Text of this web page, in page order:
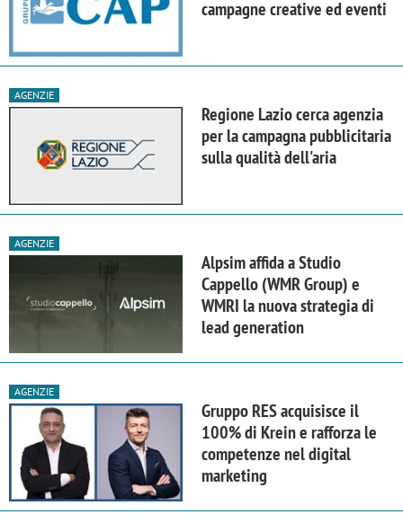
campagne creative ed eventi
AGENZIE
Regione Lazio cerca agenzia
per la campagna pubblicitaria
sulla qualità dell'aria
AGENZIE
Alpsim affida a Studio
Cappello (WMR Group) e
WMRI la nuova strategia di
lead generation
AGENZIE
Gruppo RES acquisisce il
100% di Krein e rafforza le
competenze nel digital
marketing